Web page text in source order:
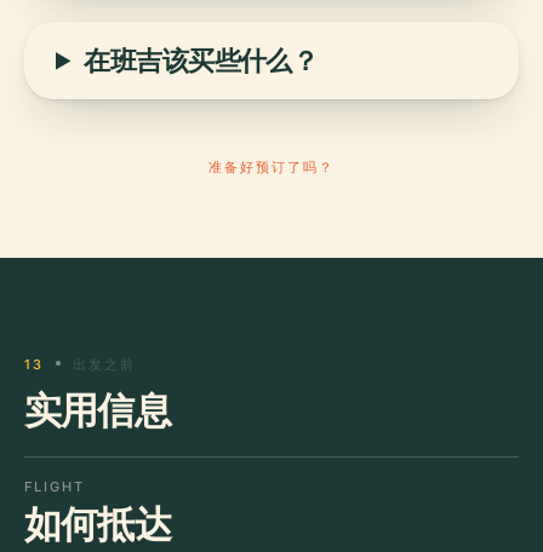
在班吉该买些什么？
准备好预订了吗？
13 出发之前
实用信息
FLIGHT
如何抵达